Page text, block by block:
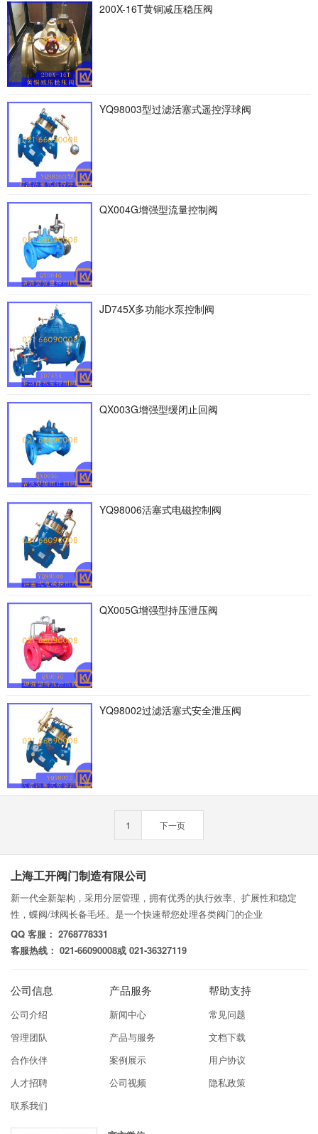
200X-16T黄铜减压稳压阀
YQ98003型过滤活塞式遥控浮球阀
QX004G增强型流量控制阀
JD745X多功能水泵控制阀
QX003G增强型缓闭止回阀
YQ98006活塞式电磁控制阀
QX005G增强型持压泄压阀
YQ98002过滤活塞式安全泄压阀
1 下一页
上海工开阀门制造有限公司
新一代全新架构，采用分层管理，拥有优秀的执行效率、扩展性和稳定
性，蝶阀/球阀长备毛坯。是一个快速帮您处理各类阀门的企业
QQ 客服： 2768778331
客服热线： 021-66090008或 021-36327119
公司信息
公司介绍
管理团队
合作伙伴
人才招聘
联系我们
产品服务
新闻中心
产品与服务
案例展示
公司视频
帮助支持
常见问题
文档下载
用户协议
隐私政策